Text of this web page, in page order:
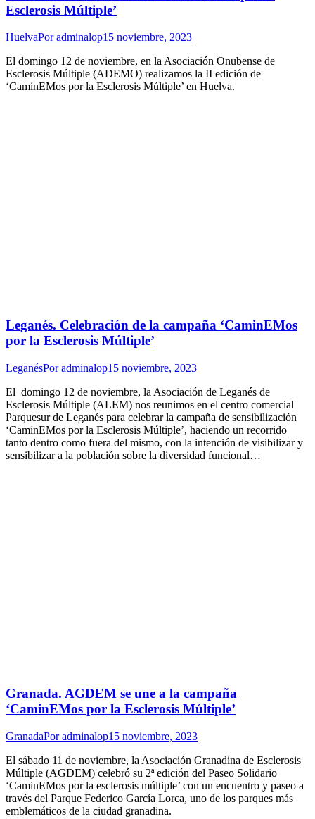
Esclerosis Múltiple’
HuelvaPoradminalop15 noviembre, 2023
El domingo 12 de noviembre, en la Asociación Onubense de
Esclerosis Múltiple (ADEMO) realizamos la II edición de
‘CaminEMos por la Esclerosis Múltiple’ en Huelva.
Leganés. Celebración de la campaña ‘CaminEMos
por la Esclerosis Múltiple’
LeganésPoradminalop15 noviembre, 2023
El domingo 12 de noviembre, la Asociación de Leganés de
Esclerosis Múltiple (ALEM) nos reunimos en el centro comercial
Parquesur de Leganés para celebrar la campaña de sensibilización
‘CaminEMos por la Esclerosis Múltiple’, haciendo un recorrido
tanto dentro como fuera del mismo, con la intención de visibilizar y
sensibilizar a la población sobre la diversidad funcional…
Granada. AGDEM se une a la campaña
‘CaminEMos por la Esclerosis Múltiple’
GranadaPoradminalop15 noviembre, 2023
El sábado 11 de noviembre, la Asociación Granadina de Esclerosis
Múltiple (AGDEM) celebró su 2ª edición del Paseo Solidario
‘CaminEMos por la esclerosis múltiple’ con un encuentro y paseo a
través del Parque Federico García Lorca, uno de los parques más
emblemáticos de la ciudad granadina.